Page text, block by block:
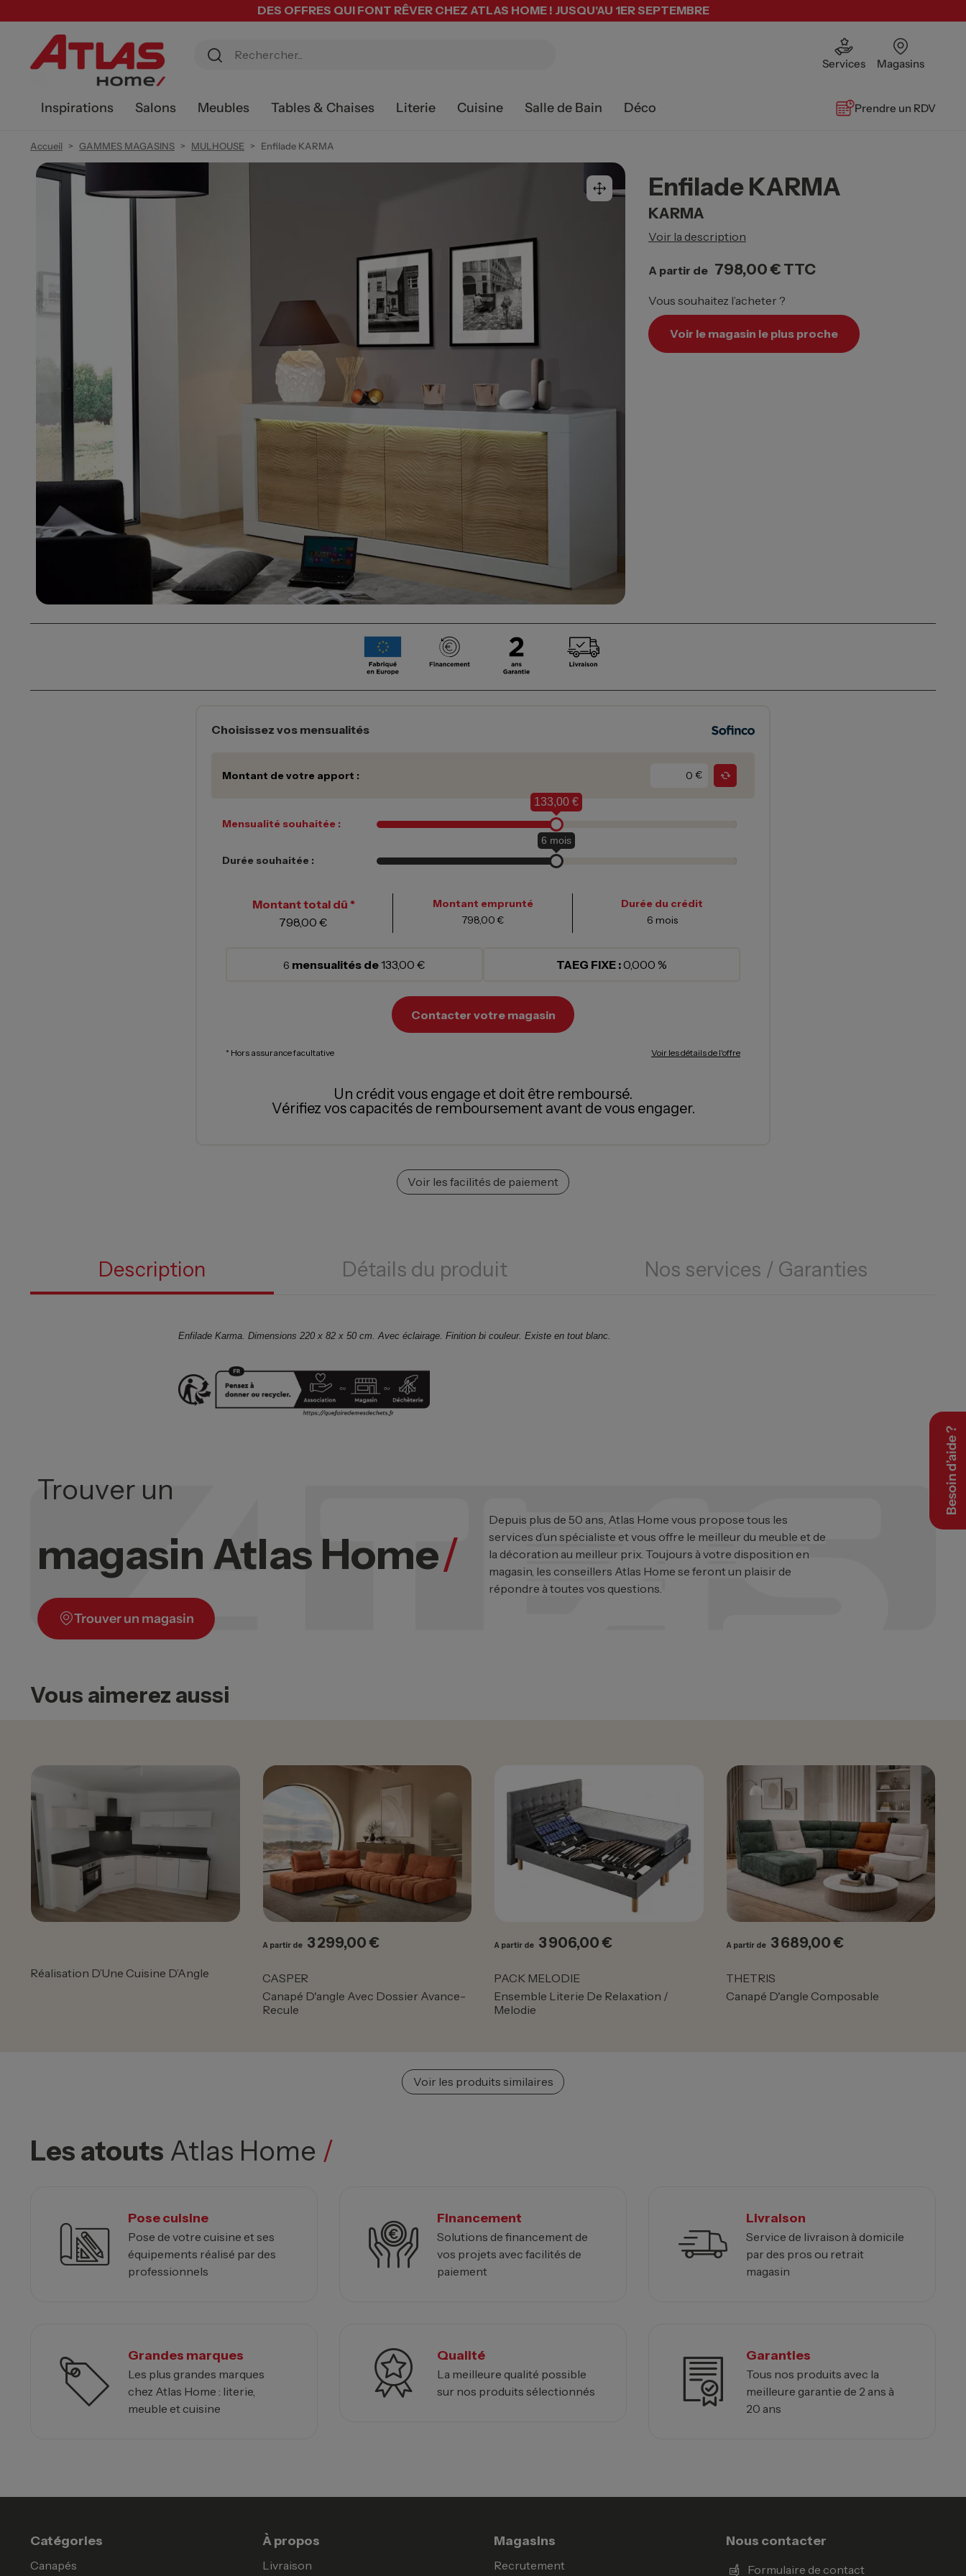
DES OFFRES QUI FONT RÊVER CHEZ ATLAS HOME ! JUSQU'AU 1ER SEPTEMBRE
Services Magasins
Inspirations Salons Meubles Tables & Chaises Literie Cuisine Salle de Bain Déco Prendre un RDV
Accueil GAMMES MAGASINS MULHOUSE Enfilade KARMA
Enfilade KARMA
KARMA
Voir la description
A partir de 798,00 € TTC
Vous souhaitez l’acheter ?
Voir le magasin le plus proche
Choisissez vos mensualités
Montant de votre apport : €
Mensualité souhaitée :
133,00 €
Durée souhaitée :
6 mois
Montant total dû *
798,00 €
Montant emprunté
798,00 €
Durée du crédit
6 mois
6 mensualités de133,00 € TAEG FIXE :0,000 %
Contacter votre magasin
* Hors assurance facultative Voir les détails de l'offre
Un crédit vous engage et doit être remboursé.
Vérifiez vos capacités de remboursement avant de vous engager.
Voir les facilités de paiement
Description Détails du produit Nos services / Garanties
Enfilade Karma. Dimensions 220 x 82 x 50 cm. Avec éclairage. Finition bi couleur. Existe en tout blanc.
Trouver un
magasin Atlas Home/
Depuis plus de 50 ans, Atlas Home vous propose tous les
services d’un spécialiste et vous offre le meilleur du meuble et de
la décoration au meilleur prix. Toujours à votre disposition en
magasin, les conseillers Atlas Home se feront un plaisir de
répondre à toutes vos questions.
Trouver un magasin
Vous aimerez aussi
Réalisation D’Une Cuisine D’Angle
A partir de Prix
3 299,00 €
CASPER
Canapé D'angle Avec Dossier Avance-
Recule
A partir de Prix
3 906,00 €
PACK MELODIE
Ensemble Literie De Relaxation /
Melodie
A partir de Prix
3 689,00 €
THETRIS
Canapé D'angle Composable
Voir les produits similaires
Les atouts Atlas Home /
Pose cuisine
Pose de votre cuisine et ses
équipements réalisé par des
professionnels
Financement
Solutions de financement de
vos projets avec facilités de
paiement
Livraison
Service de livraison à domicile
par des pros ou retrait
magasin
Grandes marques
Les plus grandes marques
chez Atlas Home : literie,
meuble et cuisine
Qualité
La meilleure qualité possible
sur nos produits sélectionnés
Garanties
Tous nos produits avec la
meilleure garantie de 2 ans à
20 ans
Catégories
Canapés
À propos
Livraison
Magasins
Recrutement
Nous contacter
Formulaire de contact
Besoin d’aide ?